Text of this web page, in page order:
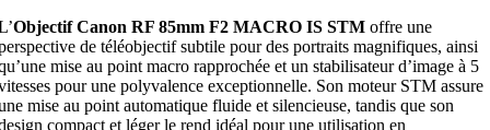
Objectif Canon RF 85mm F2 MACRO IS STM offre une
de téléobjectif subtile pour des portraits magnifiques, ainsi
mise au point macro rapprochée et un stabilisateur d’image à 5
pour une polyvalence exceptionnelle. Son moteur STM assure
mise au point automatique fluide et silencieuse, tandis que son
compact et léger le rend idéal pour une utilisation en